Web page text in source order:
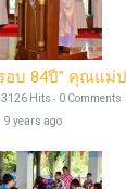
3126 Hits ‧ 0 Comments
9 years ago